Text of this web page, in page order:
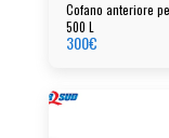
Cofano anteriore
500 L
300€